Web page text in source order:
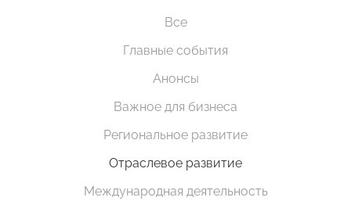
Все
Главные события
Анонсы
Важное для бизнеса
Региональное развитие
Отраслевое развитие
Международная деятельность